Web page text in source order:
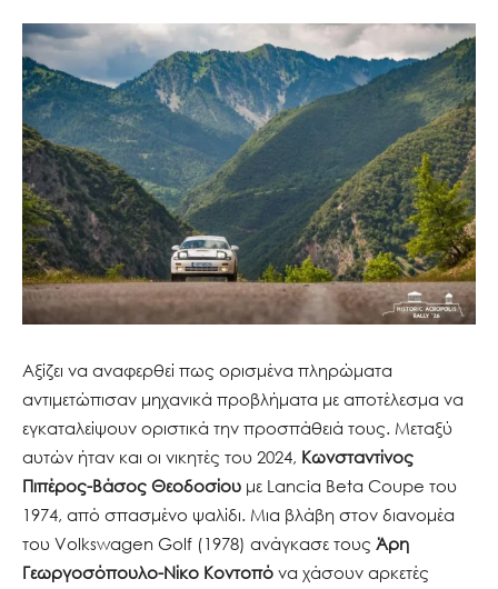
Αξίζει να αναφερθεί πως ορισμένα πληρώματα
αντιμετώπισαν μηχανικά προβλήματα με αποτέλεσμα να
εγκαταλείψουν οριστικά την προσπάθειά τους. Μεταξύ
αυτών ήταν και οι νικητές του 2024, Κωνσταντίνος
Πιπέρος-Βάσος Θεοδοσίου με Lancia Beta Coupe του
1974, από σπασμένο ψαλίδι. Μια βλάβη στον διανομέα
του Volkswagen Golf (1978) ανάγκασε τους Άρη
Γεωργοσόπουλο-Νίκο Κοντοπό να χάσουν αρκετές